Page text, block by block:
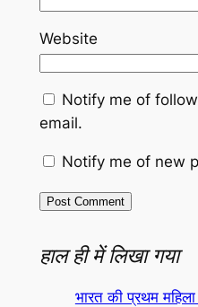
Website
Notify me of
email.
Notify me of new
हाल ही में लिखा गया
भारत की प्रथम